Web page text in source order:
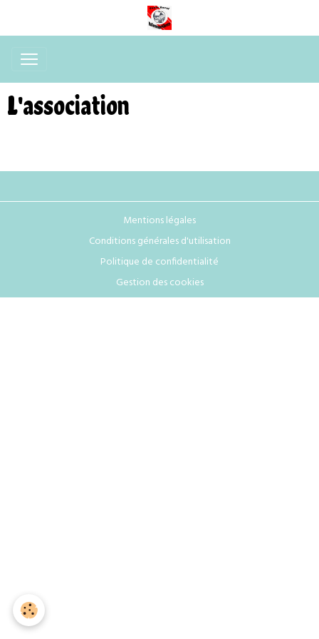
L'association
Mentions légales
Conditions générales d'utilisation
Politique de confidentialité
Gestion des cookies